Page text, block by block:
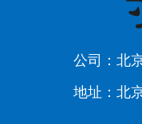
公司：北
地址：北